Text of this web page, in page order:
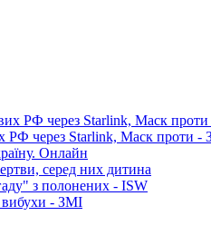
РФ через Starlink, Маск проти -
Онлайн
серед них дитина
з полонених - ISW
вибухи - ЗМІ